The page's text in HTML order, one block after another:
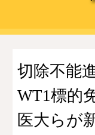
切除不能
WT1標的
医大らが